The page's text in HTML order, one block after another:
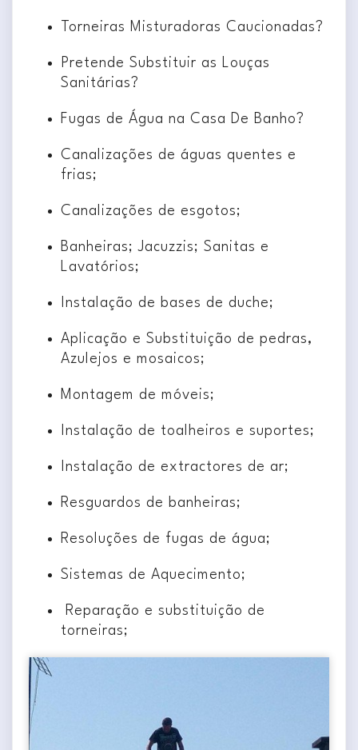
Torneiras Misturadoras Caucionadas?
Pretende Substituir as Louças
Sanitárias?
Fugas de Água na Casa De Banho?
Canalizações de águas quentes e
frias;
Canalizações de esgotos;
Banheiras; Jacuzzis; Sanitas e
Lavatórios;
Instalação de bases de duche;
Aplicação e Substituição de pedras,
Azulejos e mosaicos;
Montagem de móveis;
Instalação de toalheiros e suportes;
Instalação de extractores de ar;
Resguardos de banheiras;
Resoluções de fugas de água;
Sistemas de Aquecimento;
Reparação e substituição de
torneiras;